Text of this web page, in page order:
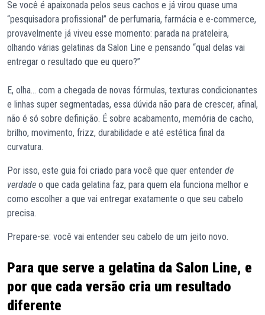
Se você é apaixonada pelos seus cachos e já virou quase uma
“pesquisadora profissional” de perfumaria, farmácia e e-commerce,
provavelmente já viveu esse momento: parada na prateleira,
olhando várias gelatinas da Salon Line e pensando “qual delas vai
entregar o resultado que eu quero?”
E, olha… com a chegada de novas fórmulas, texturas condicionantes
e linhas super segmentadas, essa dúvida não para de crescer, afinal,
não é só sobre definição. É sobre acabamento, memória de cacho,
brilho, movimento, frizz, durabilidade e até estética final da
curvatura.
Por isso, este guia foi criado para você que quer entender de
verdade o que cada gelatina faz, para quem ela funciona melhor e
como escolher a que vai entregar exatamente o que seu cabelo
precisa.
Prepare-se: você vai entender seu cabelo de um jeito novo.
Para que serve a gelatina da Salon Line, e
por que cada versão cria um resultado
diferente